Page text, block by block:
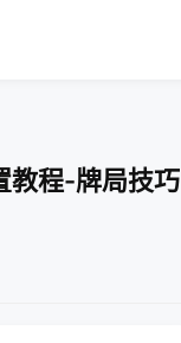
教程-牌局技巧